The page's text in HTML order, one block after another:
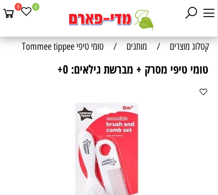
0 0
קטלוג מוצרים / מותגים / טומי טיפי Tommee tippee
טומי טיפי מסרק + מברשת גילאים: 0+